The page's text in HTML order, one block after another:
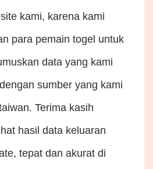
kami, karena kami
para pemain togel untuk
data yang kami
sumber yang kami
Terima kasih
hasil data keluaran
tepat dan akurat di